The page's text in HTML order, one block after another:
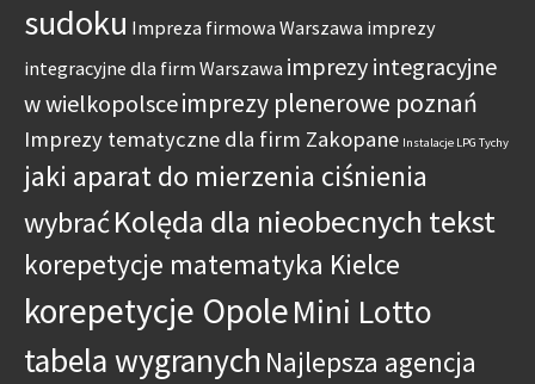
sudoku Impreza firmowa Warszawa imprezy
integracyjne dla firm Warszawa imprezy integracyjne
w wielkopolsceimprezy plenerowe poznań
Imprezy tematyczne dla firm Zakopane Instalacje LPG Tychy
jaki aparat do mierzenia ciśnienia
wybraćKolęda dla nieobecnych tekst
korepetycje matematyka Kielce
korepetycje OpoleMini Lotto
tabela wygranych Najlepsza agencja